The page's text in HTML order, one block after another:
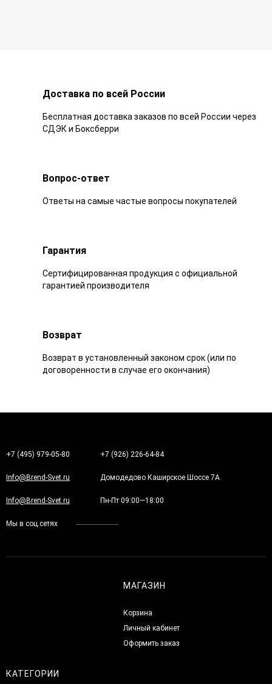
Доставка по всей России
Бесплатная доставка заказов по всей России через
СДЭК и Боксберри
Вопрос-ответ
Ответы на самые частые вопросы покупателей
Гарантия
Сертифицированная продукция с официальной
гарантией производителя
Возврат
Возврат в установленный законом срок (или по
договоренности в случае его окончания)
+7 (495) 979-05-80 +7 (926) 226-64-84
Info@Brend-Svet.ru Домодедово Каширское Шоссе 7А
Info@Brend-Svet.ru Пн-Пт 09:00—18:00
Мы в соц.сетях
МАГАЗИН
Корзина
Личный кабинет
Оформить заказ
КАТЕГОРИИ